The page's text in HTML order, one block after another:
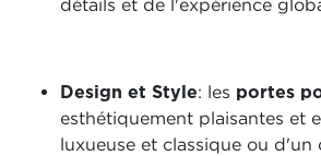
détails et de l'expérience
Design et Style: les portes
esthétiquement plaisantes et
luxueuse et classique ou